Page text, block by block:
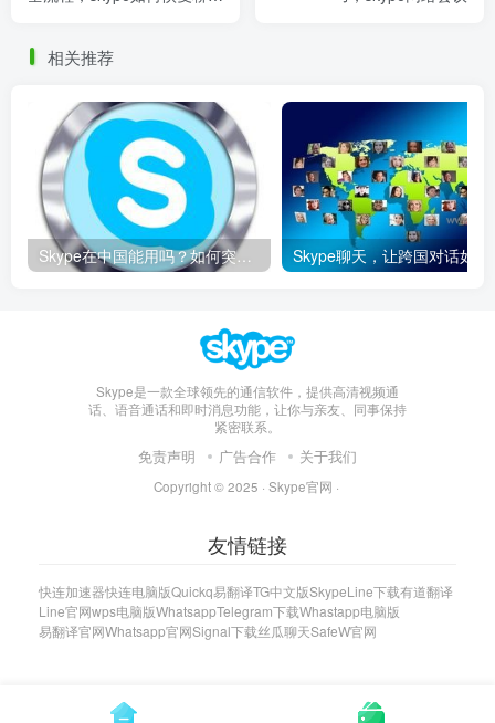
相关推荐
Skype在中国能用吗？如何突破限制畅享全球通话
Skype是一款全球领先的通信软件，提供高清视频通
话、语音通话和即时消息功能，让你与亲友、同事保持
紧密联系。
免责声明 广告合作 关于我们
Copyright © 2025 · Skype官网 ·
友情链接
快连加速器快连电脑版Quickq易翻译TG中文版SkypeLine下载有道翻译
Line官网wps电脑版WhatsappTelegram下载Whastapp电脑版
易翻译官网Whatsapp官网Signal下载丝瓜聊天SafeW官网